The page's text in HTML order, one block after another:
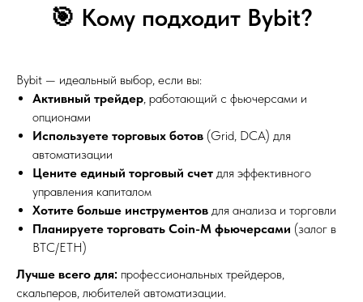
🎯 Кому подходит Bybit?
Bybit — идеальный выбор, если вы:
Активный трейдер, работающий с фьючерсами и
опционами
Используете торговых ботов (Grid, DCA) для
автоматизации
Цените единый торговый счет для эффективного
управления капиталом
Хотите больше инструментов для анализа и торговли
Планируете торговать Coin-M фьючерсами (залог в
BTC/ETH)
Лучше всего для: профессиональных трейдеров,
скальперов, любителей автоматизации.